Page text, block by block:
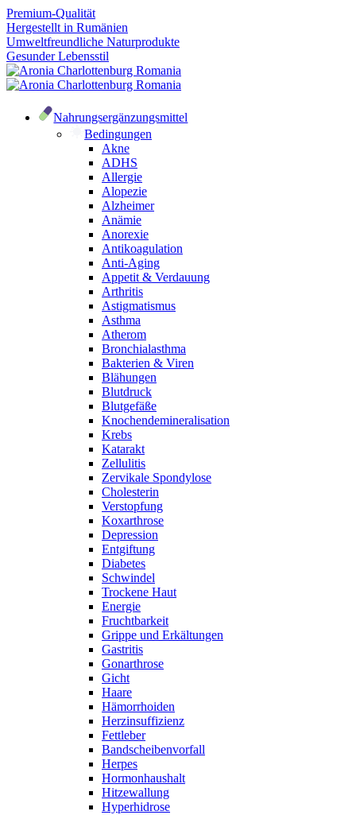
Premium-Qualität
Hergestellt in Rumänien
Umweltfreundliche Naturprodukte
Gesunder Lebensstil
Nahrungsergänzungsmittel
Bedingungen
Akne
ADHS
Allergie
Alopezie
Alzheimer
Anämie
Anorexie
Antikoagulation
Anti-Aging
Appetit & Verdauung
Arthritis
Astigmatismus
Asthma
Atherom
Bronchialasthma
Bakterien & Viren
Blähungen
Blutdruck
Blutgefäße
Knochendemineralisation
Krebs
Katarakt
Zellulitis
Zervikale Spondylose
Cholesterin
Verstopfung
Koxarthrose
Depression
Entgiftung
Diabetes
Schwindel
Trockene Haut
Energie
Fruchtbarkeit
Grippe und Erkältungen
Gastritis
Gonarthrose
Gicht
Haare
Hämorrhoiden
Herzinsuffizienz
Fettleber
Bandscheibenvorfall
Herpes
Hormonhaushalt
Hitzewallung
Hyperhidrose